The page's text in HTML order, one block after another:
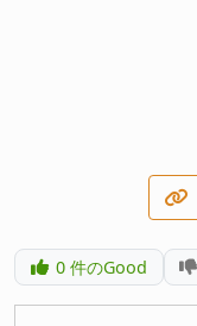
0件のGood